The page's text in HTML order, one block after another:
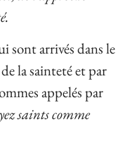
sont arrivés dans le
la sainteté et par
appelés par
saints comme